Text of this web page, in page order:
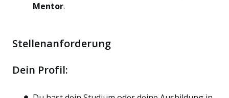
Mentor.
Stellenanforderung
Dein Profil: